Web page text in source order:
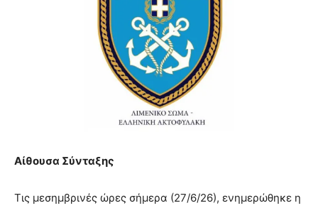
Αίθουσα Σύνταξης
Τις μεσημβρινές ώρες σήμερα (27/6/26), ενημερώθηκε η